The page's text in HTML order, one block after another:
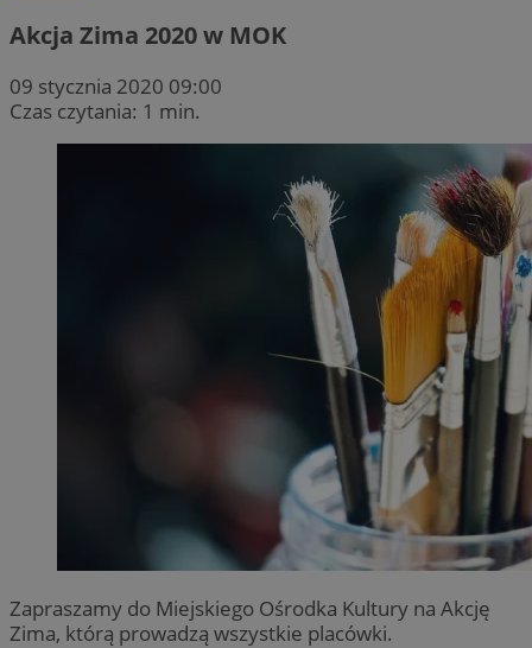
Akcja Zima 2020 w MOK
09 stycznia 2020 09:00
Czas czytania: 1 min.
Zapraszamy do Miejskiego Ośrodka Kultury na Akcję
Zima, którą prowadzą wszystkie placówki.